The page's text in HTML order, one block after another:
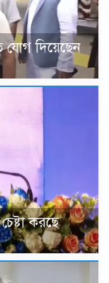
যোগ দিয়েছেন
করছে